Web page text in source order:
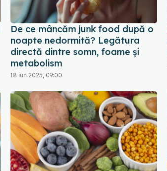
De ce mâncăm junk food după o
noapte nedormită? Legătura
directă dintre somn, foame și
metabolism
18 iun 2025, 09:00